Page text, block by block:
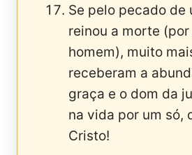
Se pelo pecado de
reinou a morte
homem), muito
receberam a
graça e o dom da
na vida por um só,
Cristo!